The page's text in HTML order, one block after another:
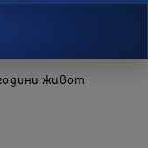
живот